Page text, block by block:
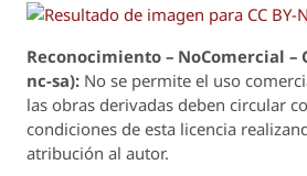
Reconocimiento – NoComercial
nc-sa): No se permite el uso
las obras derivadas deben circular
condiciones de esta licencia
atribución al autor.